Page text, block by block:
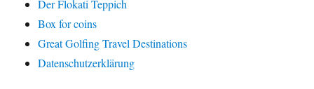
Der Flokati Teppich
Box for coins
Great Golfing Travel Destinations
Datenschutzerklärung